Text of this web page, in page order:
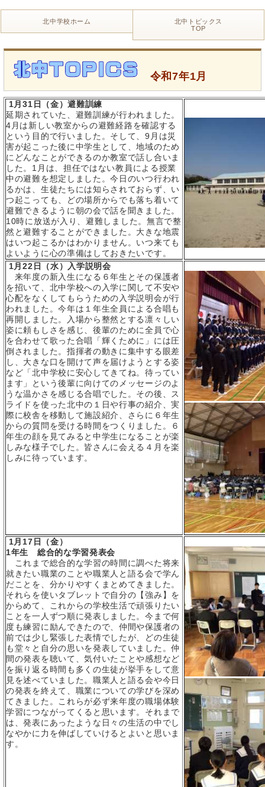
北中学校ホーム
北中トピックス
TOP
令和7年1月
1月31 日（金）避難訓練
延期されていた、避難訓練が行われました。
4 月は新しい教室からの避難経路を確認する
という目的で行いました。そして、9 月は災
害が起こった後に中学生として、地域のため
にどんなことができるのか教室で話し合いま
した。 1 月は、担任ではない教員による授業
中の避難を想定しました。今日のいつ行われ
るかは、生徒たちには知らされておらず、い
つ起こっても、どの場所からでも落ち着いて
避難できるように朝の会で話を聞きました。
10時に放送が入り、避難しました。無言で整
然と避難することができました。大きな地震
はいつ起こるかはわかりません。いつ来ても
よいように心の準備はしておきたいです。
1月22 日（水）入学説明会
来年度の新入生になる６年生とその保護者
を招いて、北中学校への入学に関して不安や
心配をなくしてもらうための入学説明会が行
われました。今年は１年生全員による合唱も
再開しました。入場から整然とする凛々しい
姿に頼もしさを感じ、後輩のために全員で心
を合わせて歌った合唱「輝くために」には圧
倒されました。指揮者の動きに集中する眼差
し、大きな口を開けて声を届けようとする姿
など「北中学校に安心してきてね。待ってい
ます」という後輩に向けてのメッセージのよ
うな温かさを感じる合唱でした。その後、ス
ライドを使った北中の１日や行事の紹介、実
際に校舎を移動して施設紹介、さらに６年生
からの質問を受ける時間をつくりました。６
年生の顔を見てみると中学生になることが楽
しみな様子でした。皆さんに会える４月を楽
しみに待っています。
1月 17 日（金）
1年生 総合的な学習発表会
これまで総合的な学習の時間に調べた将来
就きたい職業のことや職業人と語る会で学ん
だことを、分かりやすくまとめてきました。
それらを使いタブレットで自分の【強み】を
からめて、これからの学校生活で頑張りたい
ことを一人ずつ順に発表しました。今まで何
度も練習に励んできたので、仲間や保護者の
前では少し緊張した表情でしたが、どの生徒
も堂々と自分の思いを発表していました。仲
間の発表を聴いて、気付いたことや感想など
を振り返る時間も多くの生徒が挙手をして意
見を述べていました。職業人と語る会や今日
の発表を終えて、職業についての学びを深め
てきました。これらが必ず来年度の職場体験
学習につながってくると思います。それまで
は、発表にあったような日々の生活の中でし
なやかに力を伸ばしていけるとよいと思いま
す。